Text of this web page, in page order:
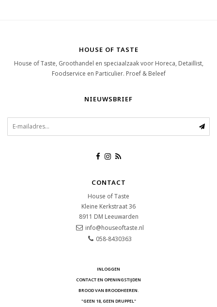
HOUSE OF TASTE
House of Taste, Groothandel en speciaalzaak voor Horeca, Detaillist,
Foodservice en Particulier. Proef & Beleef
NIEUWSBRIEF
CONTACT
House of Taste
Kleine Kerkstraat 36
8911 DM Leeuwarden
info@houseoftaste.nl
058-8430363
INLOGGEN
CONTACT EN OPENINGSTIJDEN
BROOD VAN BROODHEEREN.
"GEEN 18, GEEN DRUPPEL"